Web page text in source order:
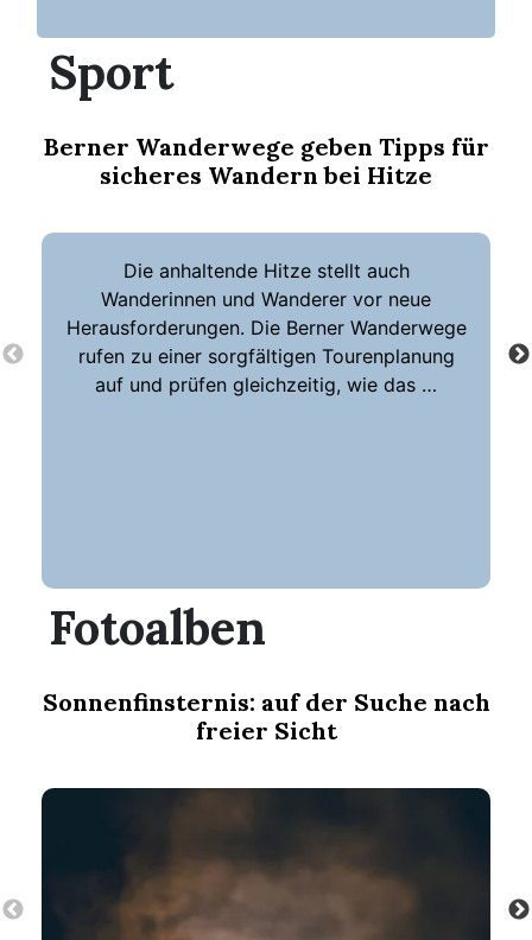
Sport
Berner Wanderwege geben Tipps für
sicheres Wandern bei Hitze
Die anhaltende Hitze stellt auch
Wanderinnen und Wanderer vor neue
Herausforderungen. Die Berner Wanderwege
rufen zu einer sorgfältigen Tourenplanung
auf und prüfen gleichzeitig, wie das …
Fotoalben
Sonnenfinsternis: auf der Suche nach
freier Sicht